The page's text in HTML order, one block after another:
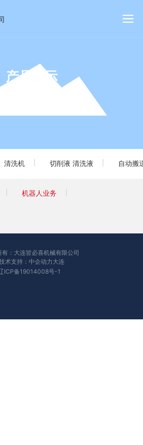
产品展示
产品展示
产品展示
清洗机 切削液 清洗液 自动搬
机器人业务
有：大连皆必喜机械有限公司
术支持：中企动力 大连
ICP备19014008号-1